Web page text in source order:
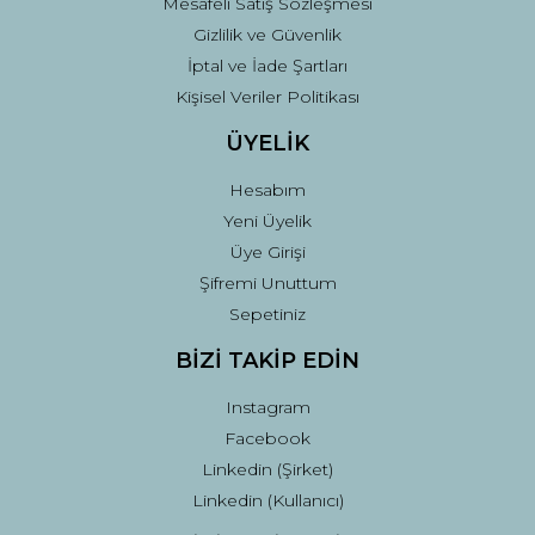
Gizlilik ve Güvenlik
İptal ve İade Şartları
Kişisel Veriler Politikası
ÜYELİK
Hesabım
Yeni Üyelik
Üye Girişi
Şifremi Unuttum
Sepetiniz
BİZİ TAKİP EDİN
Instagram
Facebook
Linkedin (Şirket)
Linkedin (Kullanıcı)